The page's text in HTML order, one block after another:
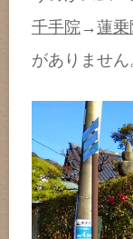
千手院→蓮乗
がありませ